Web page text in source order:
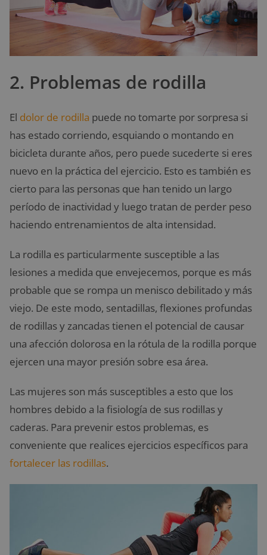
2. Problemas de rodilla
El dolor de rodilla puede no tomarte por sorpresa si
has estado corriendo, esquiando o montando en
bicicleta durante años, pero puede sucederte si eres
nuevo en la práctica del ejercicio. Esto es también es
cierto para las personas que han tenido un largo
período de inactividad y luego tratan de perder peso
haciendo entrenamientos de alta intensidad.
La rodilla es particularmente susceptible a las
lesiones a medida que envejecemos, porque es más
probable que se rompa un menisco debilitado y más
viejo. De este modo, sentadillas, flexiones profundas
de rodillas y zancadas tienen el potencial de causar
una afección dolorosa en la rótula de la rodilla porque
ejercen una mayor presión sobre esa área.
Las mujeres son más susceptibles a esto que los
hombres debido a la fisiología de sus rodillas y
caderas. Para prevenir estos problemas, es
conveniente que realices ejercicios específicos para
fortalecer las rodillas.